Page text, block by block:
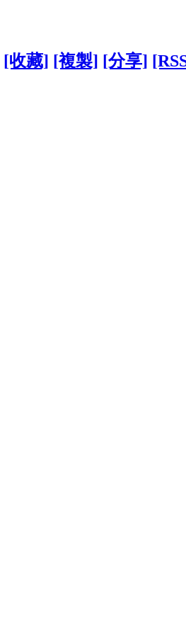
[收藏] [複製] [分享]